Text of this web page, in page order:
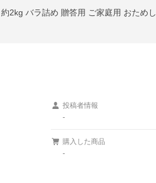
2kg バラ詰め 贈答用 ご家庭用 おためし
投稿者情報
-
購入した商品
-